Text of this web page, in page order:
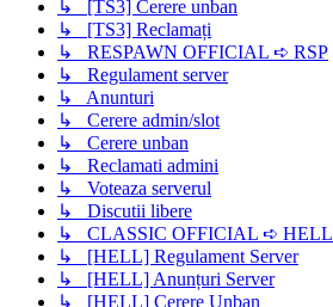
↳ [TS3] Cerere unban
↳ [TS3] Reclamați
↳ RESPAWN OFFICIAL ➪ RSP
↳ Regulament server
↳ Anunturi
↳ Cerere admin/slot
↳ Cerere unban
↳ Reclamati admini
↳ Voteaza serverul
↳ Discutii libere
↳ CLASSIC OFFICIAL ➪ HELL
↳ [HELL] Regulament Server
↳ [HELL] Anunțuri Server
↳ [HELL] Cerere Unban